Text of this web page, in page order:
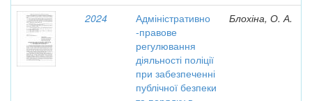
2024
Адміністративно
-правове
регулювання
діяльності поліції
при забезпеченні
публічної безпеки
Блохіна, О. А.